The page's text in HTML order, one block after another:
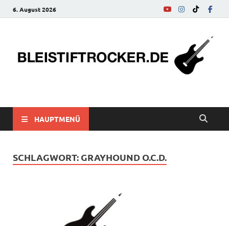
6. August 2026
bleistiftrocker.de
HAUPTMENÜ
SCHLAGWORT: GRAYHOUND O.C.D.